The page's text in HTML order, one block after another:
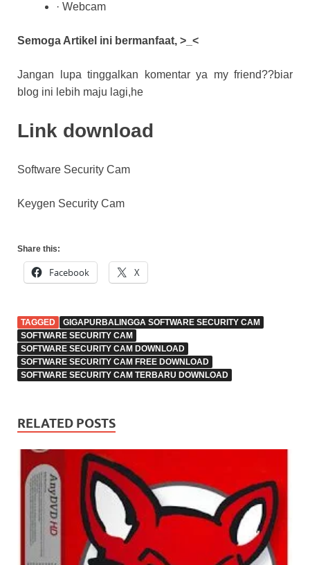
· Webcam
Semoga Artikel ini bermanfaat, >_<
Jangan lupa tinggalkan komentar ya my friend??biar
blog ini lebih maju lagi,he
Link download
Software Security Cam
Keygen Security Cam
Share this:
Facebook X
TAGGED
GIGAPURBALINGGA SOFTWARE SECURITY CAM
SOFTWARE SECURITY CAM
SOFTWARE SECURITY CAM DOWNLOAD
SOFTWARE SECURITY CAM FREE DOWNLOAD
SOFTWARE SECURITY CAM TERBARU DOWNLOAD
RELATED POSTS